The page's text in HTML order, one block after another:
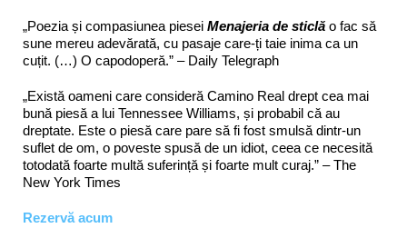
„Poezia și compasiunea piesei Menajeria de sticlă o fac să
sune mereu adevărată, cu pasaje care-ți taie inima ca un
cuțit. (…) O capodoperă.” – Daily Telegraph
„Există oameni care consideră Camino Real drept cea mai
bună piesă a lui Tennessee Williams, și probabil că au
dreptate. Este o piesă care pare să fi fost smulsă dintr-un
suflet de om, o poveste spusă de un idiot, ceea ce necesită
totodată foarte multă suferință și foarte mult curaj.” – The
New York Times
Rezervă acum